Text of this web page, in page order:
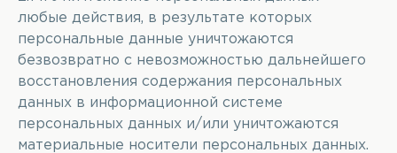
любые действия, в результате которых
персональные данные уничтожаются
безвозвратно с невозможностью дальнейшего
восстановления содержания персональных
данных в информационной системе
персональных данных и/или уничтожаются
материальные носители персональных данных.